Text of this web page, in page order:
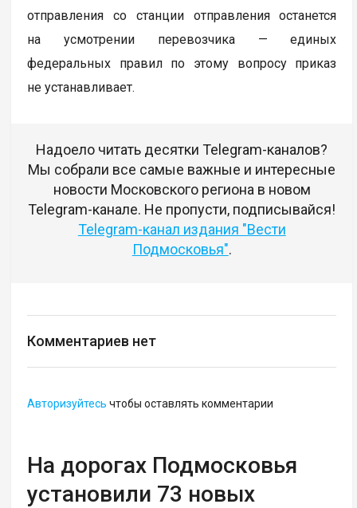
отправления со станции отправления останется
на усмотрении перевозчика — единых
федеральных правил по этому вопросу приказ
не устанавливает.
Надоело читать десятки Telegram-каналов?
Мы собрали все самые важные и интересные
новости Московского региона в новом
Telegram-канале. Не пропусти, подписывайся!
Telegram-канал издания "Вести
Подмосковья".
Комментариев нет
Авторизуйтесь чтобы оставлять комментарии
На дорогах Подмосковья
установили 73 новых